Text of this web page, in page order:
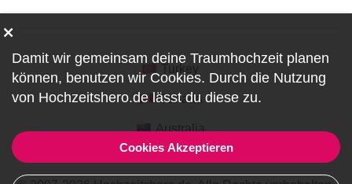
Canada
Australia
Damit wir gemeinsam deine Traumhochzeit planen
können, benutzen wir Cookies. Durch die Nutzung
von Hochzeitshero.de lässt du diese zu.
Cookies Akzeptieren